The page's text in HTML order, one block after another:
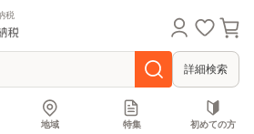
税
詳細検索
地域 特集 初めての方